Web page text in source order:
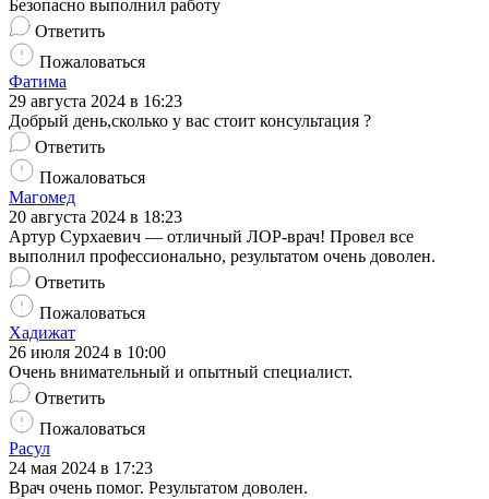
Безопасно выполнил работу
Ответить
Пожаловаться
Фатима
29 августа 2024 в 16:23
Добрый день,сколько у вас стоит консультация ?
Ответить
Пожаловаться
Магомед
20 августа 2024 в 18:23
Артур Сурхаевич — отличный ЛОР-врач! Провел все
выполнил профессионально, результатом очень доволен.
Ответить
Пожаловаться
Хадижат
26 июля 2024 в 10:00
Очень внимательный и опытный специалист.
Ответить
Пожаловаться
Расул
24 мая 2024 в 17:23
Врач очень помог. Результатом доволен.